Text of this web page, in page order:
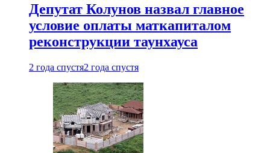
Депутат Колунов назвал главное
условие оплаты маткапиталом
реконструкции таунхауса
2 года спустя2 года спустя